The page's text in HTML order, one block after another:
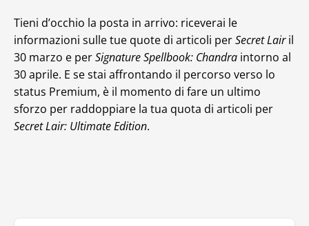
Tieni d’occhio la posta in arrivo: riceverai le
informazioni sulle tue quote di articoli perSecret Lairil
30 marzo e perSignature Spellbook: Chandra intorno al
30 aprile. E se stai affrontando il percorso verso lo
status Premium, è il momento di fare un ultimo
sforzo per raddoppiare la tua quota di articoli per
Secret Lair: Ultimate Edition.